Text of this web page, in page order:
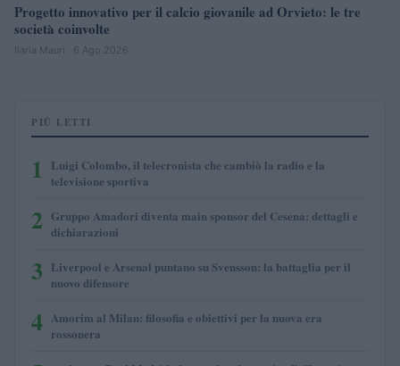
Progetto innovativo per il calcio giovanile ad Orvieto: le tre
società coinvolte
Ilaria Mauri · 6 Ago 2026
PIÙ LETTI
1
Luigi Colombo, il telecronista che cambiò la radio e la
televisione sportiva
2 Gruppo Amadori diventa main sponsor del Cesena: dettagli e
dichiarazioni
3 Liverpool e Arsenal puntano su Svensson: la battaglia per il
nuovo difensore
4 Amorim al Milan: filosofia e obiettivi per la nuova era
rossonera